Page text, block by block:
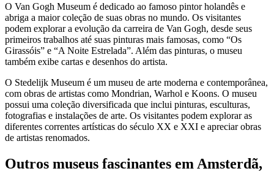
O Van Gogh Museum é dedicado ao famoso pintor holandês e
abriga a maior coleção de suas obras no mundo. Os visitantes
podem explorar a evolução da carreira de Van Gogh, desde seus
primeiros trabalhos até suas pinturas mais famosas, como “Os
Girassóis” e “A Noite Estrelada”. Além das pinturas, o museu
também exibe cartas e desenhos do artista.
O Stedelijk Museum é um museu de arte moderna e contemporânea,
com obras de artistas como Mondrian, Warhol e Koons. O museu
possui uma coleção diversificada que inclui pinturas, esculturas,
fotografias e instalações de arte. Os visitantes podem explorar as
diferentes correntes artísticas do século XX e XXI e apreciar obras
de artistas renomados.
Outros museus fascinantes em Amsterdã,